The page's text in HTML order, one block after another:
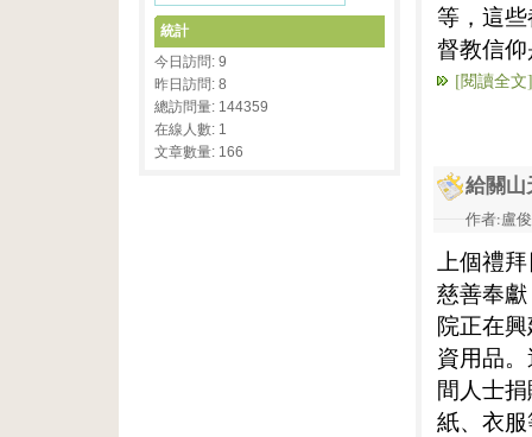
等，這
督教信
[閱讀全文]
給關山
作者:盧
上個禮
慈善奉
院正在
資用品
間人士
紙、衣
統計
今日訪問: 9
昨日訪問: 8
總訪問量: 144359
在線人數: 1
文章數量: 166